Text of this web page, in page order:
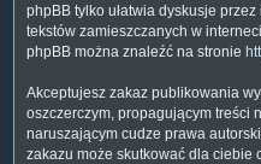
phpBB tylko ułatwia dyskusje
tekstów zamieszczanych w
phpBB można znaleźć na stronie
Akceptujesz zakaz publikowania
oszczerczym, propagującym treści
naruszającym cudze prawa
zakazu może skutkować dla ciebie